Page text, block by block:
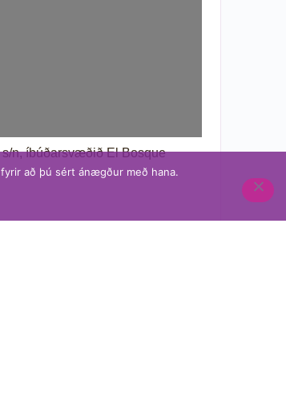
s/n, íbúðarsvæðið El Bosque
að þú sért ánægður með hana.